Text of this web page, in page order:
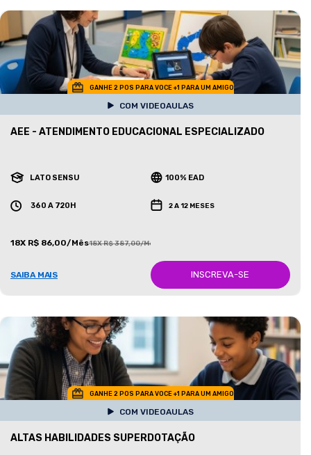
GANHE 2 POS PARA VOCE +1 PARA UM AMIGO
COM VIDEOAULAS
AEE - ATENDIMENTO EDUCACIONAL ESPECIALIZADO
LATO SENSU 100% EAD
360 A 720H 2 A 12 MESES
18X R$ 86,00/Mês18X R$ 387,00/Mês
SAIBA MAIS INSCREVA-SE
GANHE 2 POS PARA VOCE +1 PARA UM AMIGO
COM VIDEOAULAS
ALTAS HABILIDADES SUPERDOTAÇÃO